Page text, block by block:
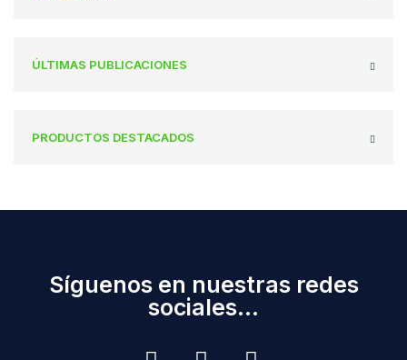
ÚLTIMAS PUBLICACIONES
PRODUCTOS DESTACADOS
Síguenos en nuestras redes
sociales...